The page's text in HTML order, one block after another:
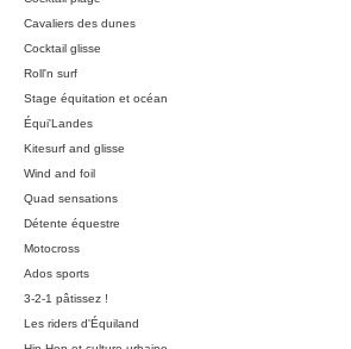
Cavaliers des dunes
Cocktail glisse
Roll'n surf
Stage équitation et océan
Équi'Landes
Kitesurf and glisse
Wind and foil
Quad sensations
Détente équestre
Motocross
Ados sports
3-2-1 pâtissez !
Les riders d'Équiland